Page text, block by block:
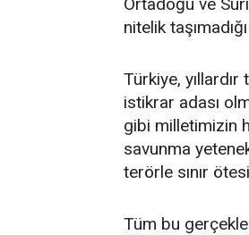
nitelik
Türkiye,
istikrar adası
gibi milletimizin
savunma
terörle sınır
Tüm bu